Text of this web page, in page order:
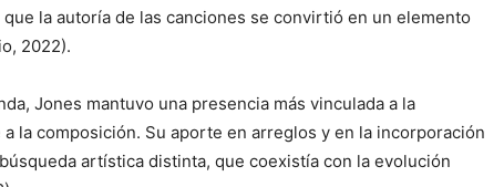
la autoría de las canciones se convirtió en un elemento
2022).
Jones mantuvo una presencia más vinculada a la
la composición. Su aporte en arreglos y en la incorporación
artística distinta, que coexistía con la evolución